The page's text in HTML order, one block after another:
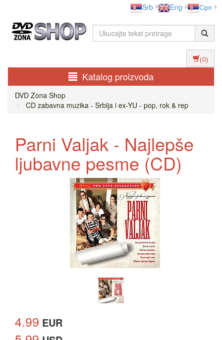
Srb Eng Срп
(0)
Katalog proizvoda
DVD Zona Shop
CD zabavna muzika - Srbija i ex-YU - pop, rok & rep
Parni Valjak - Najlepše
ljubavne pesme (CD)
4.99 EUR